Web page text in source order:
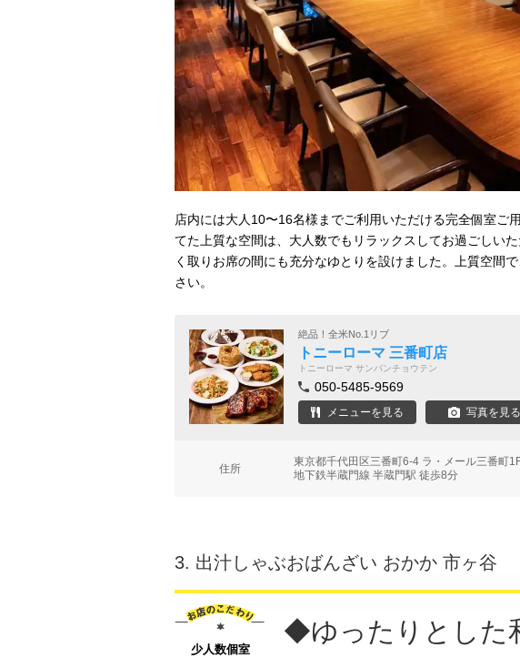
店内には大人10〜16名様までご利用いただける完全個室ご
てた上質な空間は、大人数でもリラックスしてお過ごしい
く取りお席の間にも充分なゆとりを設けました。上質空間
さい。
絶品！全米No.1リブ
トニーローマ 三番町店
トニーローマ サンバンチョウテン
050-5485-9569
メニューを見る 写真を見る
住所
東京都千代田区三番町6-4 ラ・メール三番町
地下鉄半蔵門線 半蔵門駅 徒歩8分
3. 出汁しゃぶおばんざい おかか 市ヶ谷
少人数個室
◆ゆったりとした